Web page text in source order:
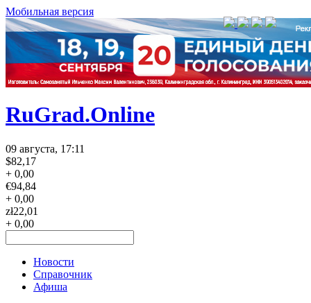
Мобильная версия
RuGrad.Online
09 августа, 17:11
$82,17
+ 0,00
€94,84
+ 0,00
zł22,01
+ 0,00
Новости
Справочник
Афиша